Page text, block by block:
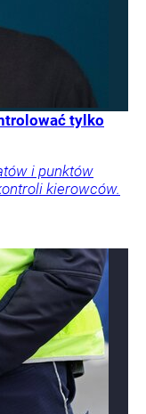
tylko
i punktów
kierowców.